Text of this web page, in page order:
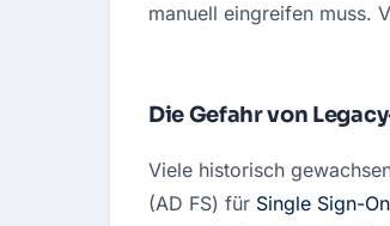
manuell eingreifen muss.
Die Gefahr von
Viele historisch
(AD FS) für Single Sign-On